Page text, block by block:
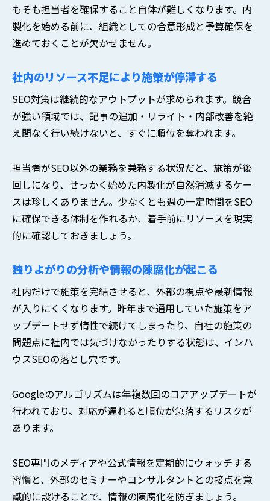
もそも担当者を確保すること自体が難しくなります。内
製化を始める前に、組織としての合意形成と予算確保を
進めておくことが欠かせません。
社内のリソース不足により施策が停滞する
SEO対策は継続的なアウトプットが求められます。競合
が強い領域では、記事の追加・リライト・内部改善を絶
え間なく行い続けないと、すぐに順位を奪われます。
担当者がSEO以外の業務を兼務する状況だと、施策が後
回しになり、せっかく始めた内製化が自然消滅するケー
スは珍しくありません。少なくとも週の一定時間をSEO
に確保できる体制を作れるか、着手前にリソースを現実
的に確認しておきましょう。
独りよがりの分析や情報の陳腐化が起こる
社内だけで施策を完結させると、外部の視点や最新情報
が入りにくくなります。昨年まで通用していた施策をア
ップデートせず惰性で続けてしまったり、自社の施策の
問題点に社内では気づけなかったりする状態は、インハ
ウスSEOの落とし穴です。
Googleのアルゴリズムは年複数回のコアアップデートが
行われており、対応が遅れると順位が急落するリスクが
あります。
SEO専門のメディアや公式情報を定期的にウォッチする
習慣と、外部のセミナーやコンサルタントとの接点を意
識的に設けることで、情報の陳腐化を防ぎましょう。